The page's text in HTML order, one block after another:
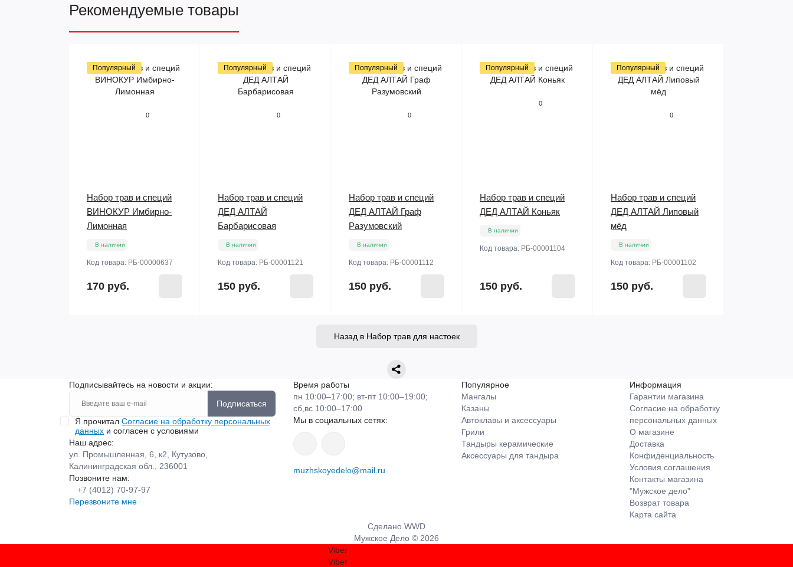
Рекомендуемые товары
Популярный
0
Набор трав и специй
ВИНОКУР Имбирно-
Лимонная
В наличии
Код товара: РБ-00000637
170 руб.
Популярный
0
Набор трав и специй
ДЕД АЛТАЙ
Барбарисовая
В наличии
Код товара: РБ-00001121
150 руб.
Популярный
0
Набор трав и специй
ДЕД АЛТАЙ Граф
Разумовский
В наличии
Код товара: РБ-00001112
150 руб.
Популярный
0
Набор трав и специй
ДЕД АЛТАЙ Коньяк
В наличии
Код товара: РБ-00001104
150 руб.
Популярный
0
Набор трав и специй
ДЕД АЛТАЙ Липовый
мёд
В наличии
Код товара: РБ-00001102
150 руб.
Назад в Набор трав для настоек
Подписывайтесь на новости и акции:
Подписаться
Я прочитал Согласие на обработку персональных
данных и согласен с условиями
Наш адрес:
ул. Промышленная, 6, к2, Кутузово,
Калининградская обл., 236001
Позвоните нам:
+7 (4012) 70-97-97
Перезвоните мне
Время работы
пн 10:00–17:00; вт-пт 10:00–19:00;
сб,вс 10:00–17:00
Мы в социальных сетях:
muzhskoyedelo@mail.ru
Популярное
Мангалы
Казаны
Автоклавы и аксессуары
Грили
Тандыры керамические
Аксессуары для тандыра
Информация
Гарантии магазина
Согласие на обработку
персональных данных
О магазине
Доставка
Конфиденциальность
Условия соглашения
Контакты магазина
"Мужское дело"
Возврат товара
Карта сайта
Сделано WWD
Мужское Дело © 2026
Viber
Viber